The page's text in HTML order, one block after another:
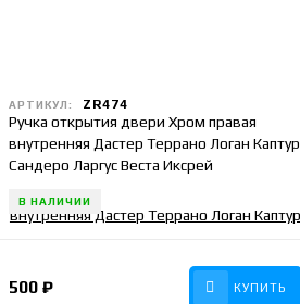
АРТИКУЛ: ZR474
Ручка открытия двери Хром правая
внутренняя Дастер Террано Логан Каптур
Сандеро Ларгус Веста Иксрей
В НАЛИЧИИ
500₽ КУПИТЬ